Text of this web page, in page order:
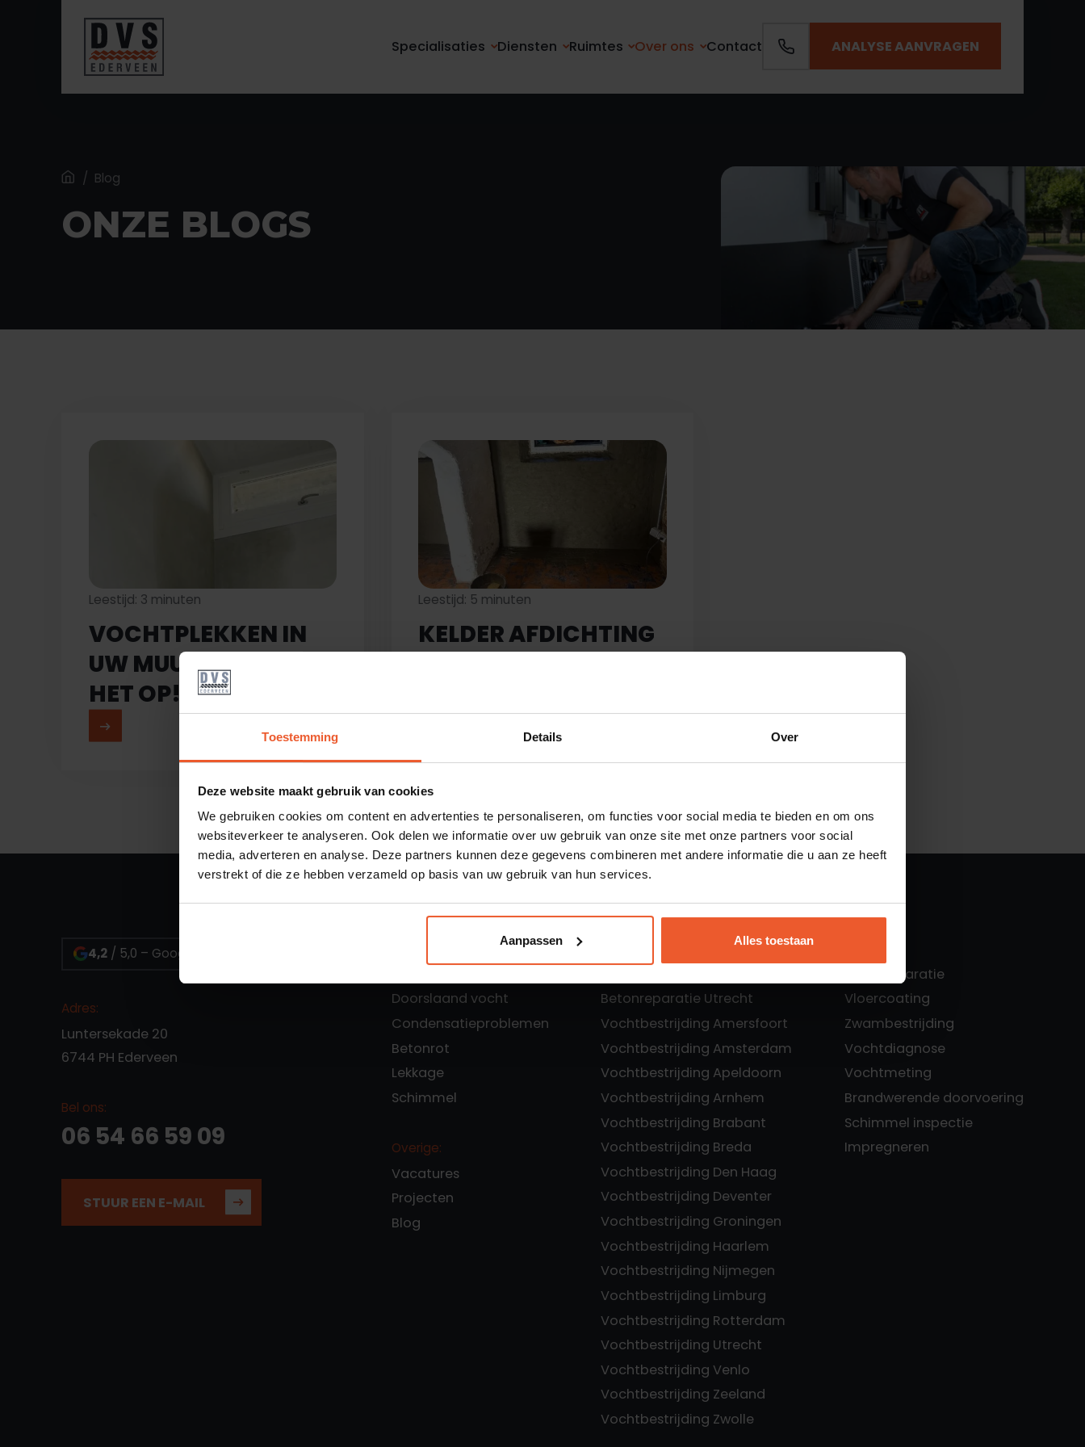
Toestemming Details Over
Deze website maakt gebruik van cookies
We gebruiken cookies om content en advertenties te personaliseren, om functies voor social media te bieden en om ons
websiteverkeer te analyseren. Ook delen we informatie over uw gebruik van onze site met onze partners voor social
media, adverteren en analyse. Deze partners kunnen deze gegevens combineren met andere informatie die u aan ze heeft
verstrekt of die ze hebben verzameld op basis van uw gebruik van hun services.
Aanpassen Alles toestaan
Specialisaties Diensten Ruimtes Over ons Contact ANALYSE AANVRAGEN
Home
/ Blog
ONZE BLOGS
Leestijd: 3 minuten
VOCHTPLEKKEN IN
UW MUUR? ZO LOS JE
HET OP!
MEER LEZEN
Leestijd: 5 minuten
KELDER AFDICHTING
4,2 / 5,0 – Google reviews
Adres:
Luntersekade 20
6744 PH Ederveen
Bel ons:
06 54 66 59 09
STUUR EEN E-MAIL
Doorslaand vocht
Condensatieproblemen
Betonrot
Lekkage
Schimmel
Overige:
Vacatures
Projecten
Blog
Betonreparatie Utrecht
Vochtbestrijding Amersfoort
Vochtbestrijding Amsterdam
Vochtbestrijding Apeldoorn
Vochtbestrijding Arnhem
Vochtbestrijding Brabant
Vochtbestrijding Breda
Vochtbestrijding Den Haag
Vochtbestrijding Deventer
Vochtbestrijding Groningen
Vochtbestrijding Haarlem
Vochtbestrijding Nijmegen
Vochtbestrijding Limburg
Vochtbestrijding Rotterdam
Vochtbestrijding Utrecht
Vochtbestrijding Venlo
Vochtbestrijding Zeeland
Vochtbestrijding Zwolle
Betonreparatie
Vloercoating
Zwambestrijding
Vochtdiagnose
Vochtmeting
Brandwerende doorvoering
Schimmel inspectie
Impregneren